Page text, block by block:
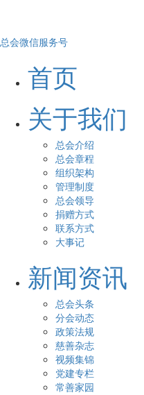
总会微信服务号
首页
关于我们
总会介绍
总会章程
组织架构
管理制度
总会领导
捐赠方式
联系方式
大事记
新闻资讯
总会头条
分会动态
政策法规
慈善杂志
视频集锦
党建专栏
常善家园